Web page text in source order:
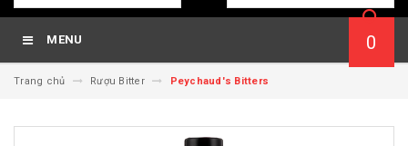
MENU 0
Trang chủ Rượu Bitter Peychaud's Bitters